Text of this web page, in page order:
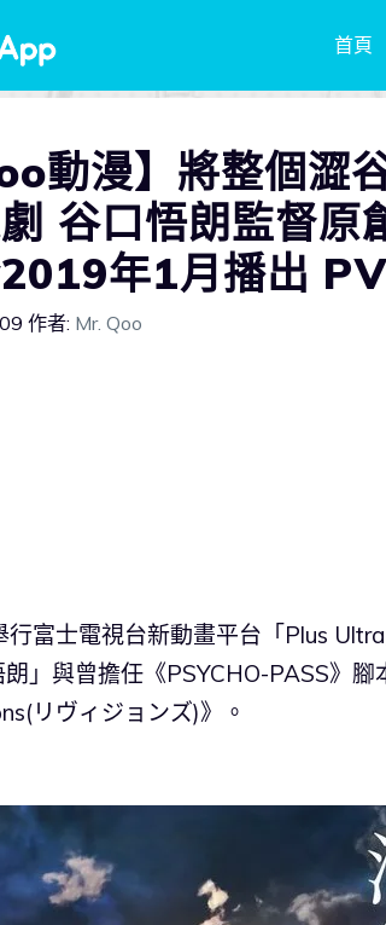
首頁
動漫】將整個澀
谷口悟朗監督
年1月播出
作者: Mr. Qoo
行富士電視台新動畫平台「Plus
朗」與曾擔任《PSYCHO-PASS》
リヴィジョンズ)》。